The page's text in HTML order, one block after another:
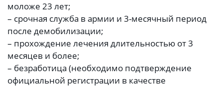
моложе 23 лет;
– срочная служба в армии и 3-месячный период
после демобилизации;
– прохождение лечения длительностью от 3
месяцев и более;
– безработица (необходимо подтверждение
официальной регистрации в качестве